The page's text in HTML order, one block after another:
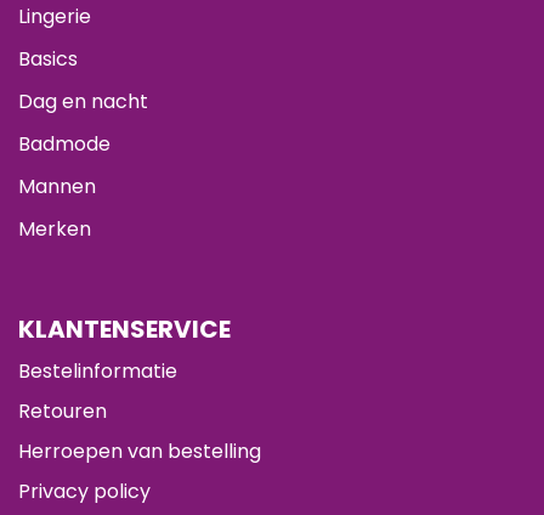
Lingerie
Basics
Dag en nacht
Badmode
Mannen
Merken
KLANTENSERVICE
Bestelinformatie
Retouren
Herroepen van bestelling
Privacy policy